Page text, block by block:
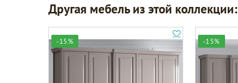
Другая мебель из этой коллекции:
-15% -15%